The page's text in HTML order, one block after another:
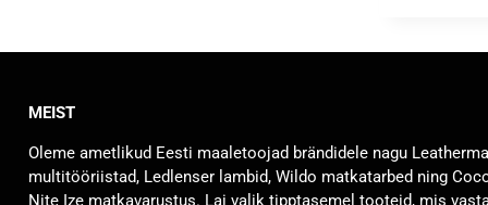
o
t
MEIST
Oleme ametlikud Eesti maaletoojad brändidele nagu
multitööriistad, Ledlenser lambid, Wildo matkatarbed ning
Nite Ize matkavarustus. Lai valik tipptasemel tooteid, mis